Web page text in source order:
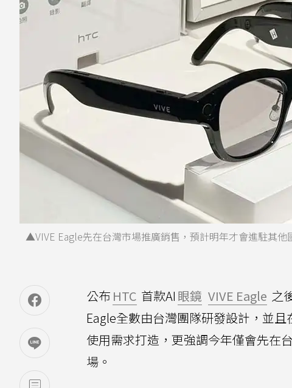
▲VIVE Eagle先在台灣市場推廣銷售，預計明年才會進駐其他
公布 HTC 首款AI 眼鏡 VIVE Eagle 之
Eagle全數由台灣團隊研發設計，並
使用需求打造，更強調今年僅會先在
場。